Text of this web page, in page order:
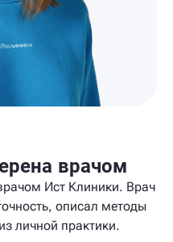
врачом
Ист Клиники. Врач
описал методы
личной практики.